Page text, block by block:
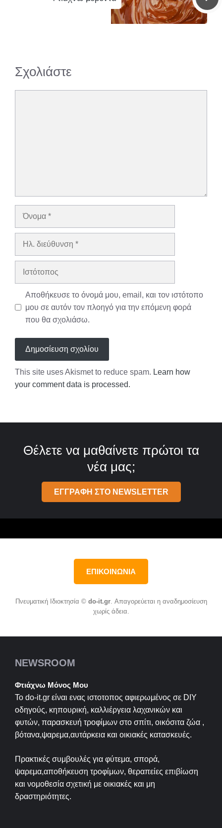
Σχολιάστε
Όνομα
Ηλ.
Ιστότοπος
Αποθήκευσε το όνομά μου, email, και τον ιστότοπο
μου σε αυτόν τον πλοηγό για την επόμενη φορά
που θα σχολιάσω.
This site uses Akismet to reduce spam. Learn how
your comment data is processed.
Θέλετε να μαθαίνετε πρώτοι τα
νέα μας;
ΕΓΓΡΑΦΗ ΣΤΟ NEWSLETTER
ΕΠΙΚΟΙΝΩΝΙΑ
Πνευματική Ιδιοκτησία © do-it.gr. Απαγορεύεται η αναδημοσίευση
χωρίς άδεια.
NEWSROOM
Φτιάχνω Μόνος Μου
Το do-it.gr είναι ενας ιστοτοπος αφιερωμένος σε DIY
οδηγούς, κηπουρική, καλλιέργεια λαχανικών και
φυτών, παρασκευή τροφίμων στο σπίτι, οικόσιτα ζώα ,
βότανα,ψαρεμα,αυτάρκεια και οικιακές κατασκευές.
Πρακτικές συμβουλές για φύτεμα, σπορά,
ψαρεμα,αποθήκευση τροφίμων, θεραπείες επιβίωση
και νομοθεσία σχετική με οικιακές και μη
δραστηριότητες.